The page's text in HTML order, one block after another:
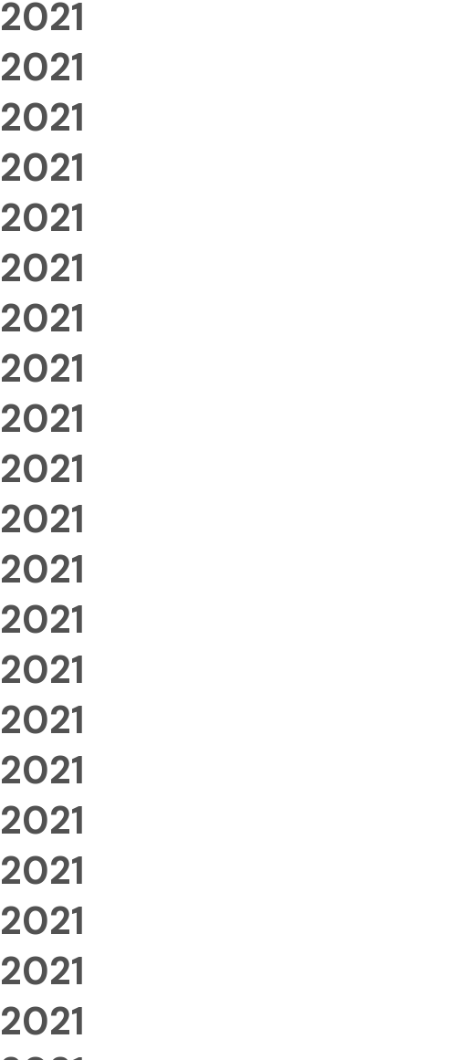
2021
2021
2021
2021
2021
2021
2021
2021
2021
2021
2021
2021
2021
2021
2021
2021
2021
2021
2021
2021
2021